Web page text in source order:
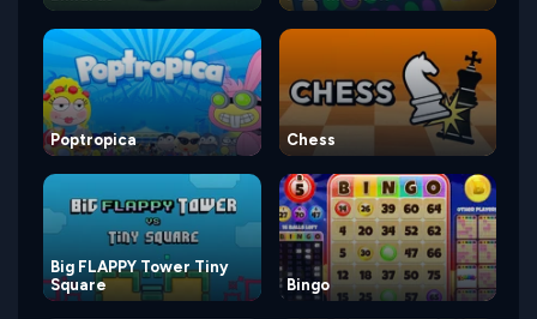
Poptropica Chess
Big FLAPPY Tower Tiny
Square
Bingo